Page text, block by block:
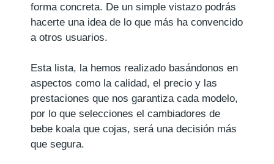
forma concreta. De un simple vistazo podrás
hacerte una idea de lo que más ha convencido
a otros usuarios.
Esta lista, la hemos realizado basándonos en
aspectos como la calidad, el precio y las
prestaciones que nos garantiza cada modelo,
por lo que selecciones el cambiadores de
bebe koala que cojas, será una decisión más
que segura.